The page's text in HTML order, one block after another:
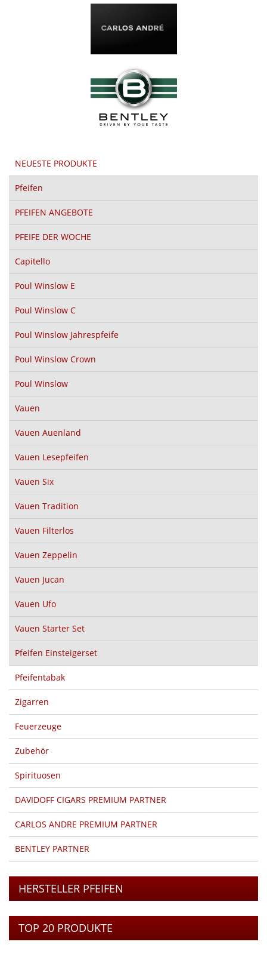
NEUESTE PRODUKTE
Pfeifen
PFEIFEN ANGEBOTE
PFEIFE DER WOCHE
Capitello
Poul Winslow E
Poul Winslow C
Poul Winslow Jahrespfeife
Poul Winslow Crown
Poul Winslow
Vauen
Vauen Auenland
Vauen Lesepfeifen
Vauen Six
Vauen Tradition
Vauen Filterlos
Vauen Zeppelin
Vauen Jucan
Vauen Ufo
Vauen Starter Set
Pfeifen Einsteigerset
Pfeifentabak
Zigarren
Feuerzeuge
Zubehör
Spirituosen
DAVIDOFF CIGARS PREMIUM PARTNER
CARLOS ANDRE PREMIUM PARTNER
BENTLEY PARTNER
HERSTELLER PFEIFEN
TOP 20 PRODUKTE